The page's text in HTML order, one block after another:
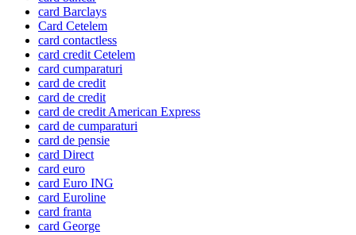
card Barclays
Card Cetelem
card contactless
card credit Cetelem
card cumparaturi
card de credit
card de credit
card de credit American Express
card de cumparaturi
card de pensie
card Direct
card euro
card Euro ING
card Euroline
card franta
card George